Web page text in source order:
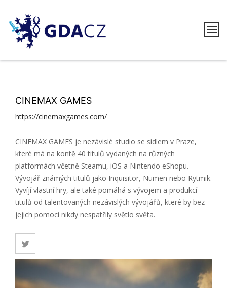
content
GDACZ
CINEMAX GAMES
https://cinemaxgames.com/
CINEMAX GAMES je nezávislé studio se sídlem v Praze,
které má na kontě 40 titulů vydaných na různých
platformách včetně Steamu, iOS a Nintendo eShopu.
Vývojář známých titulů jako Inquisitor, Numen nebo Rytmik.
Vyvíjí vlastní hry, ale také pomáhá s vývojem a produkcí
titulů od talentovaných nezávislých vývojářů, které by bez
jejich pomoci nikdy nespatřily světlo světa.